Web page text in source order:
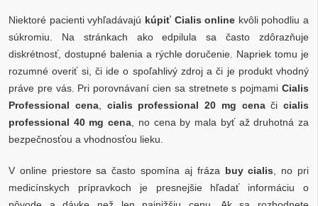
Niektoré pacienti vyhľadávajú kúpiť Cialis online kvôli pohodliu a
súkromiu. Na stránkach ako edpilula sa často zdôrazňuje
diskrétnosť, dostupné balenia a rýchle doručenie. Napriek tomu je
rozumné overiť si, či ide o spoľahlivý zdroj a či je produkt vhodný
práve pre vás. Pri porovnávaní cien sa stretnete s pojmami Cialis
Professional cena, cialis professional 20 mg cenači cialis
professional 40 mg cena , no cena by mala byť až druhotná za
bezpečnosťou a vhodnosťou lieku.
V online priestore sa často spomína aj fráza buy cialis , no pri
medicínskych prípravkoch je presnejšie hľadať informáciu o